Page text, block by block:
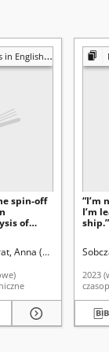
Instytut
Studies
spin-off
of
Anna (1978- ).
“I’m
I’m
2023